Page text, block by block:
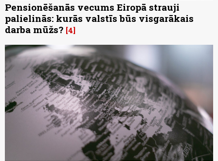
Pensionēšanās vecums Eiropā strauji
palielinās: kurās valstīs būs visgarākais
darba mūžs? 4